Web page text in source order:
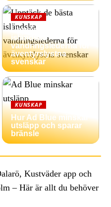
KUNSKAP
Upptäck de bästa
isländska
vandringslederna för
äventyrslystna
svenskar
KUNSKAP
Hur Ad Blue minskar
utsläpp och sparar
bränsle
Kustväder app och
– Här är allt du behöver